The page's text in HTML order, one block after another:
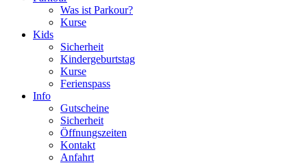
Was ist Parkour?
Kurse
Kids
Sicherheit
Kindergeburtstag
Kurse
Ferienspass
Info
Gutscheine
Sicherheit
Öffnungszeiten
Kontakt
Anfahrt